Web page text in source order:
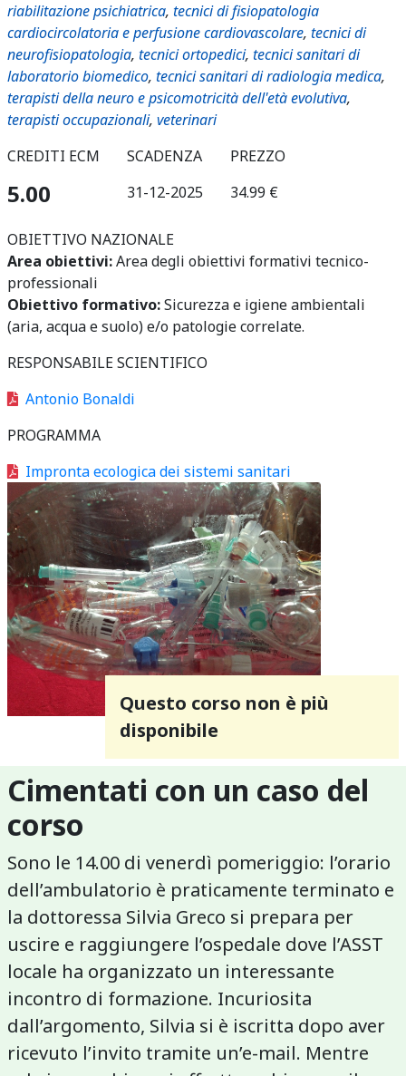
riabilitazione psichiatrica, tecnici di fisiopatologia
cardiocircolatoria e perfusione cardiovascolare, tecnici di
neurofisiopatologia, tecnici ortopedici, tecnici sanitari di
laboratorio biomedico, tecnici sanitari di radiologia medica,
terapisti della neuro e psicomotricità dell'età evolutiva,
terapisti occupazionali, veterinari
CREDITI ECM
5.00
SCADENZA
31-12-2025
PREZZO
34.99 €
OBIETTIVO NAZIONALE
Area obiettivi:Area degli obiettivi formativi tecnico-
professionali
Obiettivo formativo:Sicurezza e igiene ambientali
(aria, acqua e suolo) e/o patologie correlate.
RESPONSABILE SCIENTIFICO
Antonio Bonaldi
PROGRAMMA
Impronta ecologica dei sistemi sanitari
Questo corso non è più
disponibile
Cimentati con un caso del
corso
Sono le 14.00 di venerdì pomeriggio: l’orario
dell’ambulatorio è praticamente terminato e
la dottoressa Silvia Greco si prepara per
uscire e raggiungere l’ospedale dove l’ASST
locale ha organizzato un interessante
incontro di formazione. Incuriosita
dall’argomento, Silvia si è iscritta dopo aver
ricevuto l’invito tramite un’e-mail. Mentre